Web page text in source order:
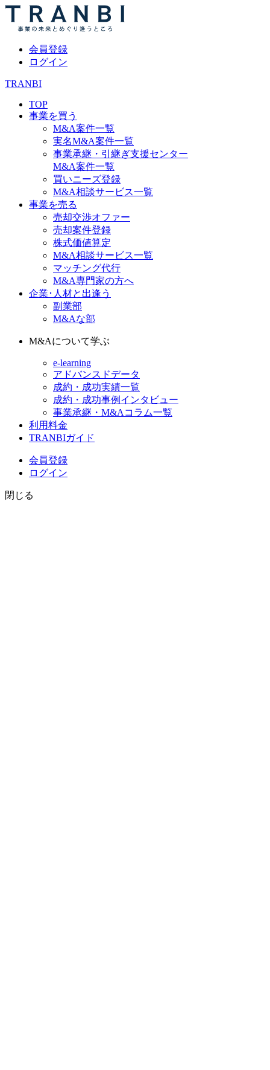
会員登録
ログイン
TRANBI
TOP
事業を買う
M&A案件一覧
実名M&A案件一覧
事業承継・引継ぎ支援センター
M&A案件一覧
買いニーズ登録
M&A相談サービス一覧
事業を売る
売却交渉オファー
売却案件登録
株式価値算定
M&A相談サービス一覧
マッチング代行
M&A専門家の方へ
企業･人材と出逢う
副業部
M&Aな部
M&Aについて学ぶ
e-learning
アドバンスドデータ
成約・成功実績一覧
成約・成功事例インタビュー
事業承継・M&Aコラム一覧
利用料金
TRANBIガイド
会員登録
ログイン
閉じる